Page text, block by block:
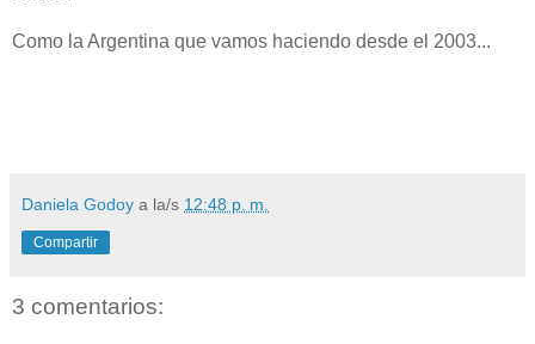
Como la Argentina que vamos haciendo desde el 2003...
Daniela Godoy a la/s 12:48 p. m.
Compartir
3 comentarios: